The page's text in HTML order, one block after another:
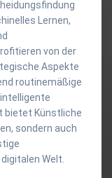
Lernen,
von der
Aspekte
routinemäßige
bietet Künstliche
sondern auch
Welt.